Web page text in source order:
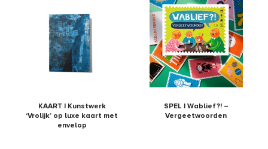
KAART | Kunstwerk
‘Vrolijk’ op luxe kaart met
envelop
SPEL | Wablief?! –
Vergeetwoorden